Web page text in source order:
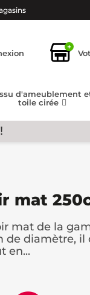
+
d'ameublement
toile cirée
mat
mat de la
de diamètre, il
en...